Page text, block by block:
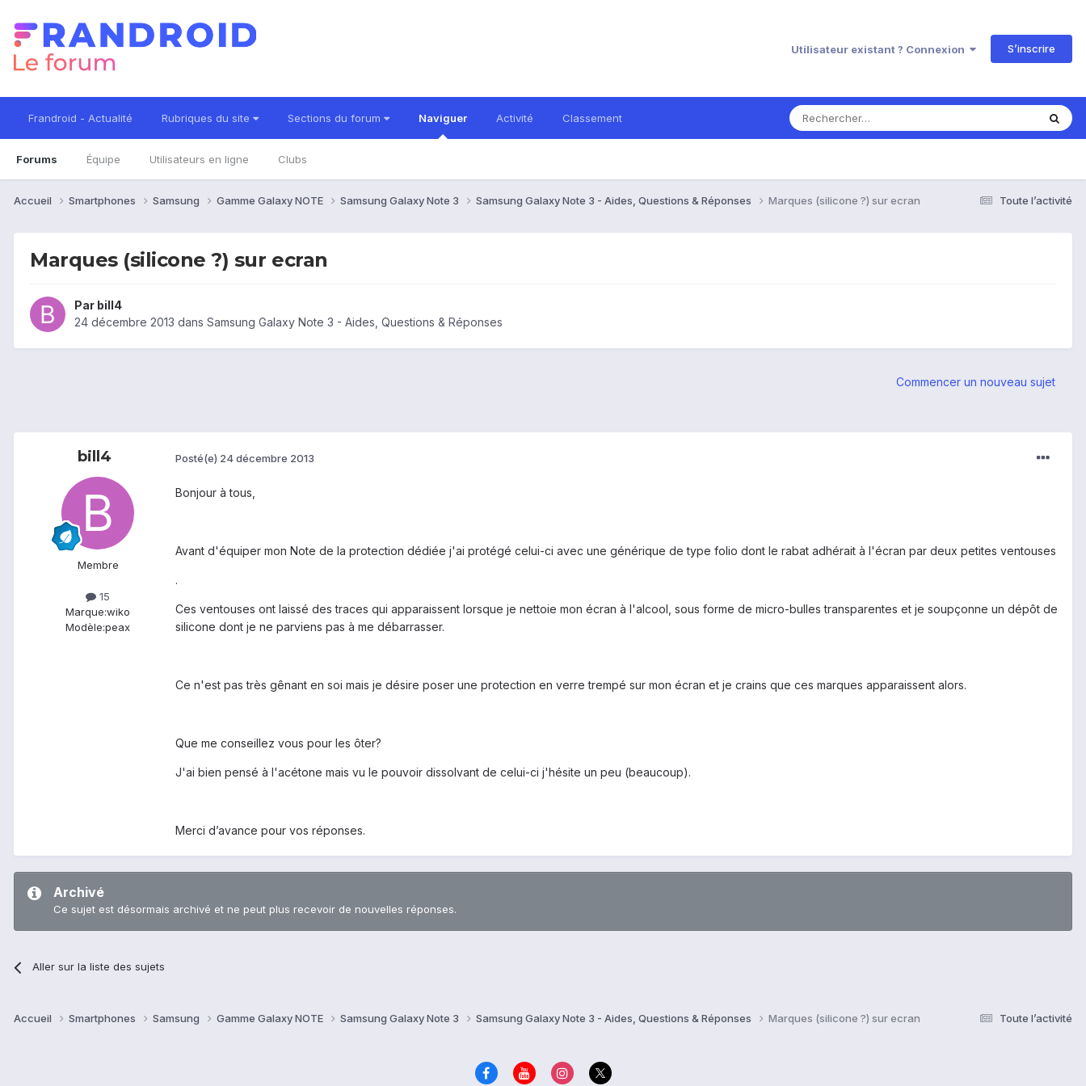
Utilisateur existant ? Connexion S’inscrire
Frandroid - Actualité Rubriques du site Sections du forum Naviguer
Forums Équipe Utilisateurs en ligne Clubs
Activité Classement
Toute l’activité
Accueil Smartphones Samsung Gamme Galaxy NOTE Samsung Galaxy Note 3 Samsung Galaxy Note 3 - Aides, Questions & Réponses Marques (silicone ?) sur ecran
Marques (silicone ?) sur ecran
Par bill4
24 décembre 2013 dans Samsung Galaxy Note 3 - Aides, Questions & Réponses
Commencer un nouveau sujet
bill4
Membre
15
Marque:wiko
Modèle:peax
Posté(e) 24 décembre 2013
Bonjour à tous,
Avant d'équiper mon Note de la protection dédiée j'ai protégé celui-ci avec une générique de type folio dont le rabat adhérait à l'écran par deux petites ventouses
.
Ces ventouses ont laissé des traces qui apparaissent lorsque je nettoie mon écran à l'alcool, sous forme de micro-bulles transparentes et je soupçonne un dépôt de
silicone dont je ne parviens pas à me débarrasser.
Ce n'est pas très gênant en soi mais je désire poser une protection en verre trempé sur mon écran et je crains que ces marques apparaissent alors.
Que me conseillez vous pour les ôter?
J'ai bien pensé à l'acétone mais vu le pouvoir dissolvant de celui-ci j'hésite un peu (beaucoup).
Merci d’avance pour vos réponses.
Archivé
Ce sujet est désormais archivé et ne peut plus recevoir de nouvelles réponses.
Aller sur la liste des sujets
Toute l’activité
Accueil Smartphones Samsung Gamme Galaxy NOTE Samsung Galaxy Note 3 Samsung Galaxy Note 3 - Aides, Questions & Réponses Marques (silicone ?) sur ecran